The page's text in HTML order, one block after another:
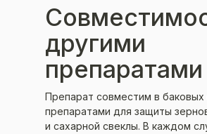
другими
препаратами
Препарат совместим в баковых
препаратами для защиты
и сахарной свеклы. В каждом